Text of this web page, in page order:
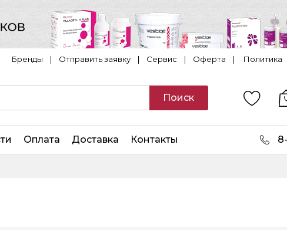
Бренды | Отправить заявку| Сервис | Оферта | Политика
Поиск
Оплата Доставка Контакты